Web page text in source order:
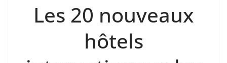
Les 20 nouveaux
hôtels